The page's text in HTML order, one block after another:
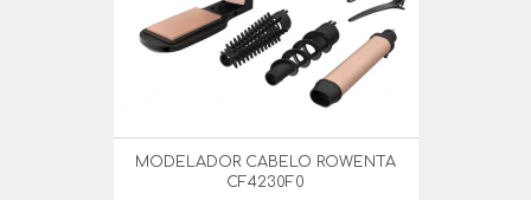
MODELADOR CABELO ROWENTA
CF4230F0